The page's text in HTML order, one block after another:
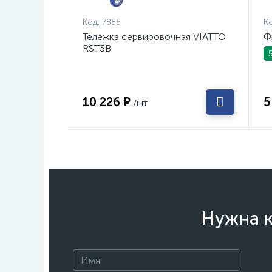
Код: 7855
Тележка сервировочная VIATTO
RST3B
10 226 ₽ /шт
Нужна